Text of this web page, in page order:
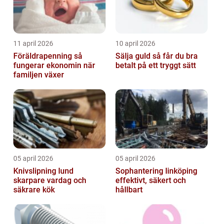
11 april 2026
Föräldrapenning så
fungerar ekonomin när
familjen växer
10 april 2026
Sälja guld så får du bra
betalt på ett tryggt sätt
05 april 2026
Knivslipning lund
skarpare vardag och
säkrare kök
05 april 2026
Sophantering linköping
effektivt, säkert och
hållbart